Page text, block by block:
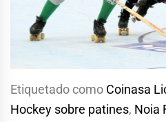
Etiquetado como Coinasa
Hockey sobre patines, Noia